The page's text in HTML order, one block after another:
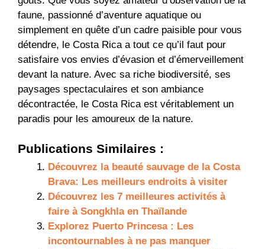
faune, passionné d’aventure aquatique ou
simplement en quête d’un cadre paisible pour vous
détendre, le Costa Rica a tout ce qu’il faut pour
satisfaire vos envies d’évasion et d’émerveillement
devant la nature. Avec sa riche biodiversité, ses
paysages spectaculaires et son ambiance
décontractée, le Costa Rica est véritablement un
paradis pour les amoureux de la nature.
Publications Similaires :
Découvrez la beauté sauvage de la Costa
Brava: Les meilleurs endroits à visiter
Découvrez les 7 meilleures activités à
faire à Songkhla en Thaïlande
Explorez Puerto Princesa : Les
incontournables à ne pas manquer